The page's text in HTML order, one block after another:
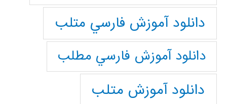
دانلود آموزش فارسي متلب
دانلود آموزش فارسي مطلب
دانلود آموزش متلب